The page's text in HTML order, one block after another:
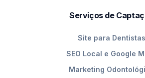
Serviços de
Site para Dentistas
SEO Local e Google
Marketing